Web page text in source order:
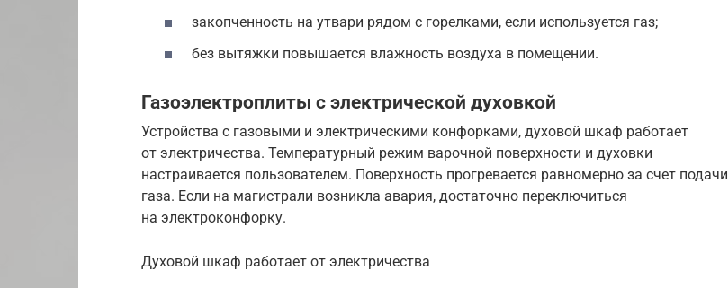
закопченность на утвари рядом с горелками, если используется газ;
без вытяжки повышается влажность воздуха в помещении.
Газоэлектроплиты с электрической духовкой
Устройства с газовыми и электрическими конфорками, духовой шкаф работает
от электричества. Температурный режим варочной поверхности и духовки
настраивается пользователем. Поверхность прогревается равномерно за счет подачи
газа. Если на магистрали возникла авария, достаточно переключиться
на электроконфорку.
Духовой шкаф работает от электричества